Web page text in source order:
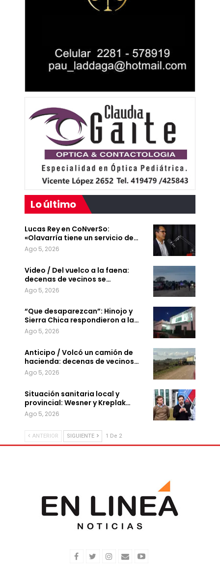
Lo último
Lucas Rey en CoNverSo:
«Olavarría tiene un servicio de…
Ago 5, 2026
Video / Del vuelco a la faena:
decenas de vecinos se…
Ago 5, 2026
“Que desaparezcan”: Hinojo y
Sierra Chica respondieron a la…
Ago 5, 2026
Anticipo / Volcó un camión de
hacienda: decenas de vecinos…
Ago 5, 2026
Situación sanitaria local y
provincial: Wesner y Kreplak…
Ago 5, 2026
ANTERIOR SIGUIENTE 1 De 2